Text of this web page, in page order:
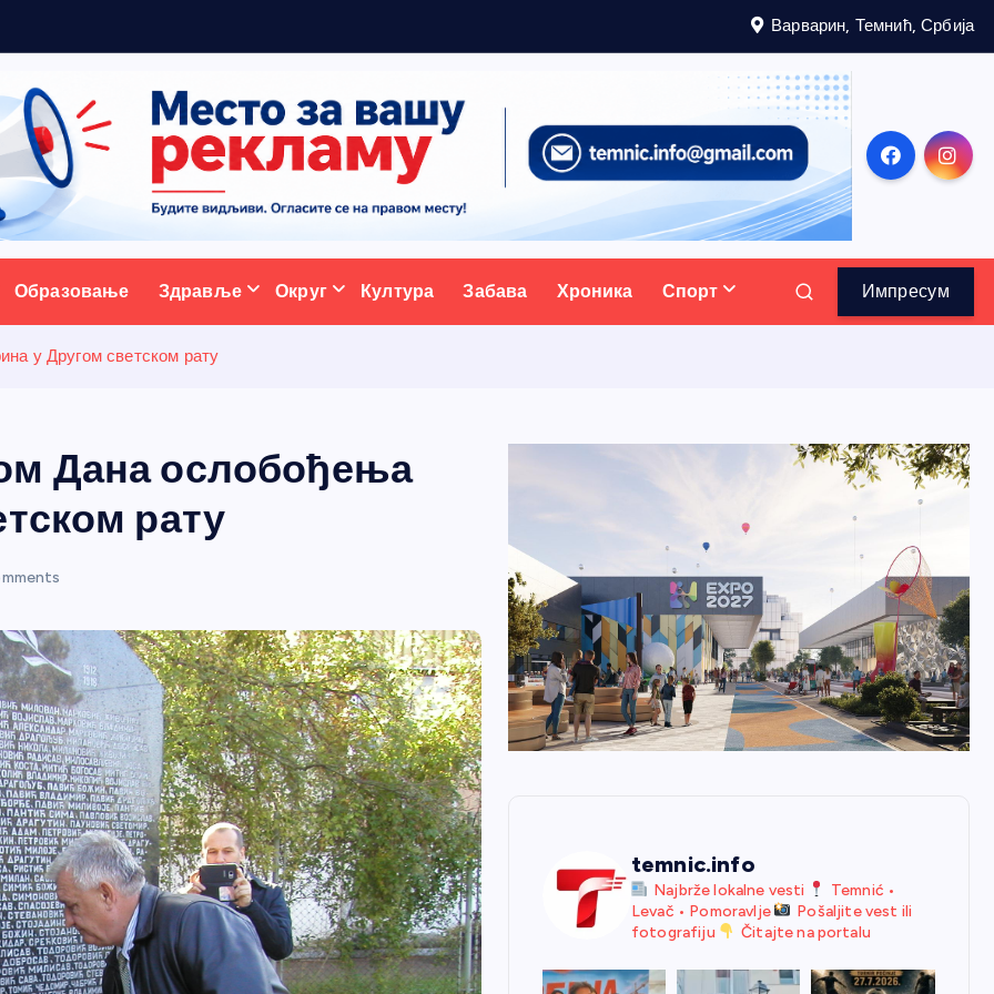
Варварин, Темнић, Србија
портал
Образовање Здравље Округ Култура Забава Хроника Спорт Импресум
у Другом светском рату
Дана ослобођења
рату
temnic.info
Najbrže lokalne vesti
Temnić •
Levač • Pomoravlje
Pošaljite vest ili
fotografiju
Čitajte na portalu